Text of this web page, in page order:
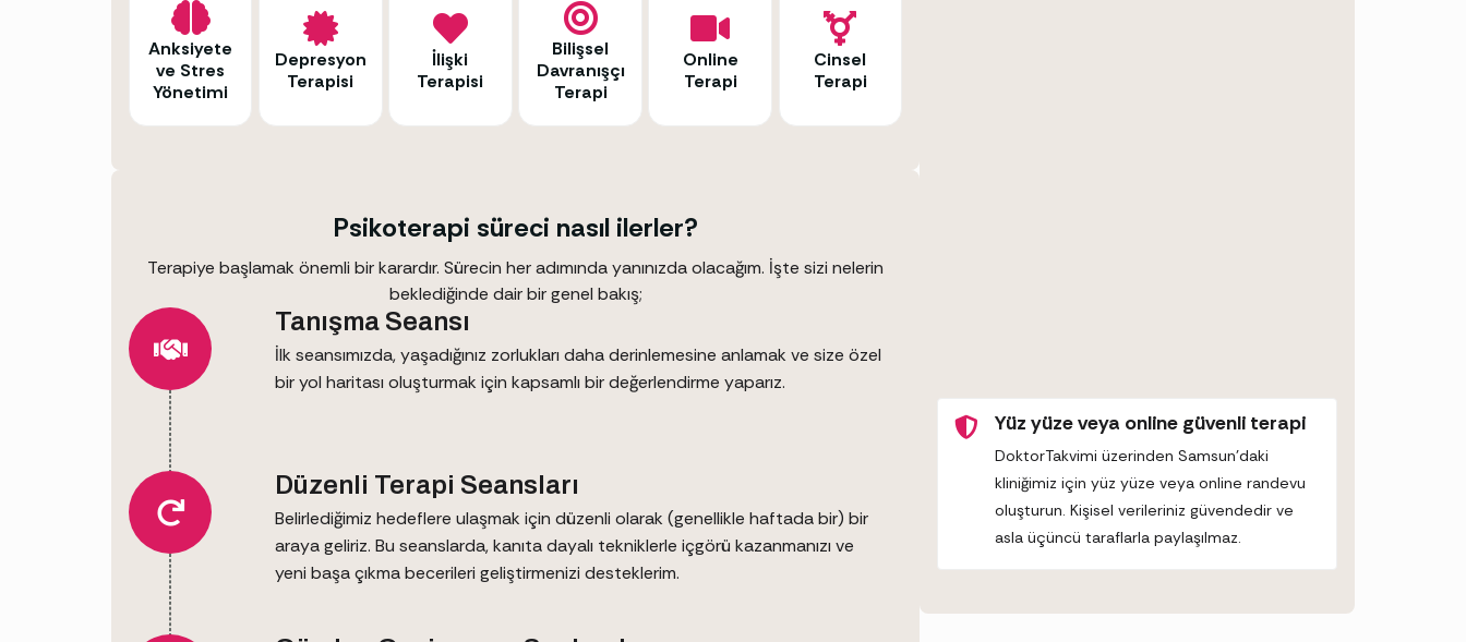
Anksiyete
ve Stres
Yönetimi
Depresyon
Terapisi
İlişki
Terapisi
Bilişsel
Davranışçı
Terapi
Online
Terapi
Cinsel
Terapi
Psikoterapi süreci nasıl ilerler?
Terapiye başlamak önemli bir karardır. Sürecin her adımında yanınızda olacağım. İşte sizi nelerin
beklediğinde dair bir genel bakış;
Tanışma Seansı
İlk seansımızda, yaşadığınız zorlukları daha derinlemesine anlamak ve size özel
bir yol haritası oluşturmak için kapsamlı bir değerlendirme yaparız.
Düzenli Terapi Seansları
Belirlediğimiz hedeflere ulaşmak için düzenli olarak (genellikle haftada bir) bir
araya geliriz. Bu seanslarda, kanıta dayalı tekniklerle içgörü kazanmanızı ve
yeni başa çıkma becerileri geliştirmenizi desteklerim.
Yüz yüze veya online güvenli terapi
DoktorTakvimi üzerinden Samsun’daki
kliniğimiz için yüz yüze veya online randevu
oluşturun. Kişisel verileriniz güvendedir ve
asla üçüncü taraflarla paylaşılmaz.